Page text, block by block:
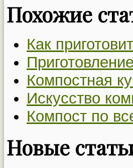
Похожие
Как
Компостная
Искусство
Компост по
Новые